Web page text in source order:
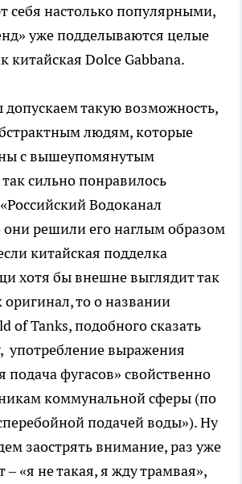
себя настолько популярными,
уже подделываются целые
китайская Dolce Gabbana.
такую возможность,
людям, которые
с вышеупомянутым
сильно понравилось
Водоканал
они решили его наглым образом
китайская подделка
хотя бы внешне выглядит так
оригинал, то о названии
of Tanks, подобного сказать
употребление выражения
подача фугасов» свойственно
коммунальной сферы (по
подачей воды»). Ну
заострять внимание, раз уже
«я не такая, я жду трамвая»,